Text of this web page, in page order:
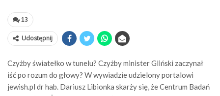
13
Udostępnij
Czyżby światełko w tunelu? Czyżby minister Gliński zaczynał
iść po rozum do głowy? W wywiadzie udzielony portalowi
jewish.pl dr hab. Dariusz Libionka skarży się, że Centrum Badań